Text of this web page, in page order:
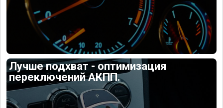
Лучше подхват - оптимизация
переключений АКПП.